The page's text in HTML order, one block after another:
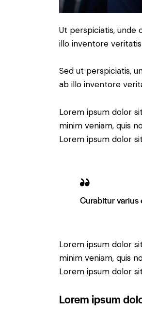
Ut perspiciatis, unde
illo inventore
Sed ut perspiciatis,
ab illo inventore
Lorem ipsum dolor
minim veniam, quis
Lorem ipsum dolor
Curabitur
Lorem ipsum dolor
minim veniam, quis
Lorem ipsum dolor
Lorem ipsum